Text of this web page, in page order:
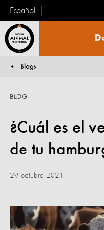
Español
Animal
You are here:
Blogs
¿Cuál es el
de tu
BLOG
29 octubre 2021